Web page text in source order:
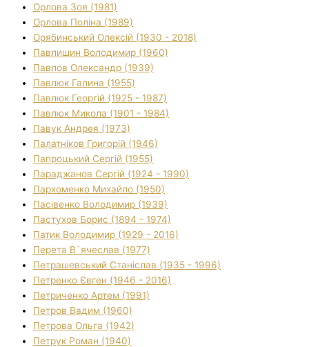
Орлова Зоя (1981)
Орлова Поліна (1989)
Орябинський Олексій (1930 - 2018)
Павлишин Володимир (1960)
Павлов Олександр (1939)
Павлюк Галина (1955)
Павлюк Георгій (1925 - 1987)
Павлюк Микола (1901 - 1984)
Павук Андрея (1973)
Палатніков Григорій (1946)
Папроцький Сергій (1955)
Параджанов Сергій (1924 - 1990)
Пархоменко Михайло (1950)
Пасівенко Володимир (1939)
Пастухов Борис (1894 - 1974)
Патик Володимир (1929 - 2016)
Перета В`ячеслав (1977)
Петрашевський Станіслав (1935 - 1996)
Петренко Євген (1946 - 2016)
Петриченко Артем (1991)
Петров Вадим (1960)
Петрова Ольга (1942)
Петрук Роман (1940)